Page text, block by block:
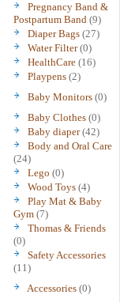
Pregnancy Band &
Postpartum Band (9)
Diaper Bags (27)
Water Filter(0)
HealthCare (16)
Playpens (2)
Baby Monitors (0)
Baby Clothes (0)
Baby diaper(42)
Body and Oral Care
(24)
Lego (0)
Wood Toys (4)
Play Mat & Baby
Gym (7)
Thomas & Friends
(0)
Safety Accessories
(11)
Accessories (0)